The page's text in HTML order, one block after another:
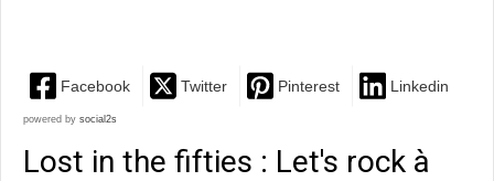
Facebook Twitter Pinterest Linkedin
powered by social2s
Lost in the fifties : Let's rock à